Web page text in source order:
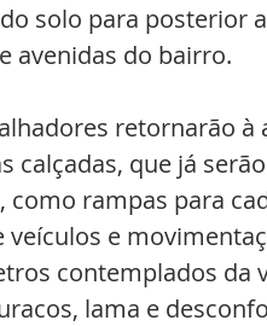
solo para posterior
avenidas do bairro.
retornarão à
calçadas, que já
como rampas para
veículos e
contemplados
lama e